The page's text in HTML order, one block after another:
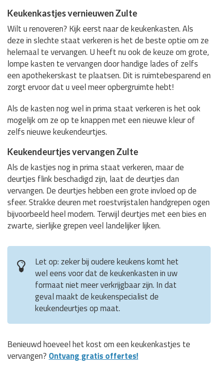
Keukenkastjes vernieuwen Zulte
Wilt u renoveren? Kijk eerst naar de keukenkasten. Als
deze in slechte staat verkeren is het de beste optie om ze
helemaal te vervangen. U heeft nu ook de keuze om grote,
lompe kasten te vervangen door handige lades of zelfs
een apothekerskast te plaatsen. Dit is ruimtebesparend en
zorgt ervoor dat u veel meer opbergruimte hebt!
Als de kasten nog wel in prima staat verkeren is het ook
mogelijk om ze op te knappen met een nieuwe kleur of
zelfs nieuwe keukendeurtjes.
Keukendeurtjes vervangen Zulte
Als de kastjes nog in prima staat verkeren, maar de
deurtjes flink beschadigd zijn, laat de deurtjes dan
vervangen. De deurtjes hebben een grote invloed op de
sfeer. Strakke deuren met roestvrijstalen handgrepen ogen
bijvoorbeeld heel modern. Terwijl deurtjes met een bies en
zwarte, sierlijke grepen veel landelijker lijken.
Let op: zeker bij oudere keukens komt het
wel eens voor dat de keukenkasten in uw
formaat niet meer verkrijgbaar zijn. In dat
geval maakt de keukenspecialist de
keukendeurtjes op maat.
Benieuwd hoeveel het kost om een keukenkastjes te
vervangen? Ontvang gratis offertes!